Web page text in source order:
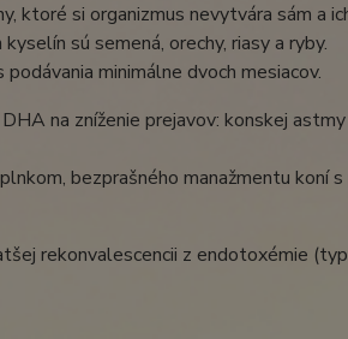
ktoré si organizmus nevytvára sám a
sú semená, orechy, riasy a ryby.
minimálne dvoch mesiacov.
na zníženie prejavov: konskej
bezprašného manažmentu koní s
rekonvalescencii z endotoxémie